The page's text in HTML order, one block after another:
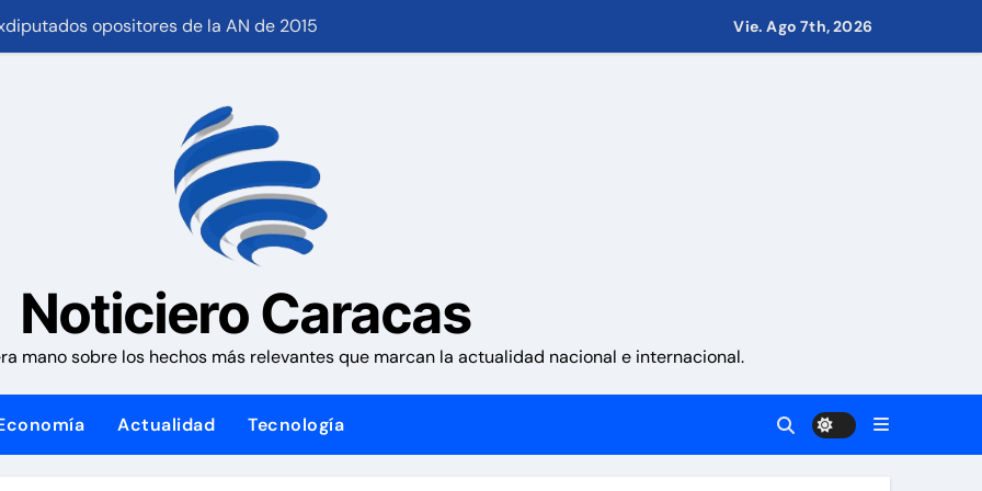
con fecha valor viernes 7 de agosto de 2026
de «muy buena calidad» que está siendo exportado a 21 países
Meteorológicas para las próximas 24 horas, de este jueves 6 de agosto 2026
no han sido atendidos
sus operaciones de carga con primer vuelo desde Panamá
su casa
cáncer que creó una escuelita para niños damnificados en La Guaira
iniciado en Venezuela
Vie. Ago 7th, 2026
Noticiero Caracas
mano sobre los hechos más relevantes que marcan la actualidad nacional e internacional.
Actualidad Tecnología